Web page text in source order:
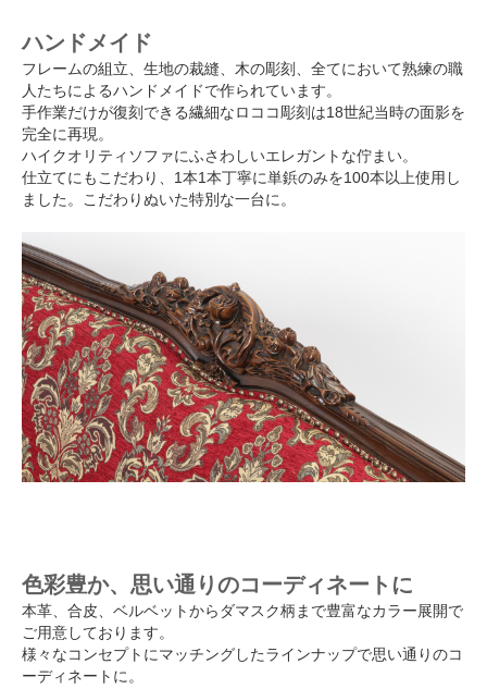
ハンドメイド
フレームの組立、生地の裁縫、木の彫刻、全てにおいて熟練の職
人たちによるハンドメイドで作られています。
手作業だけが復刻できる繊細なロココ彫刻は18世紀当時の面影を
完全に再現。
ハイクオリティソファにふさわしいエレガントな佇まい。
仕立てにもこだわり、1本1本丁寧に単鋲のみを100本以上使用し
ました。こだわりぬいた特別な一台に。
色彩豊か、思い通りのコーディネートに
本革、合皮、ベルベットからダマスク柄まで豊富なカラー展開で
ご用意しております。
様々なコンセプトにマッチングしたラインナップで思い通りのコ
ーディネートに。